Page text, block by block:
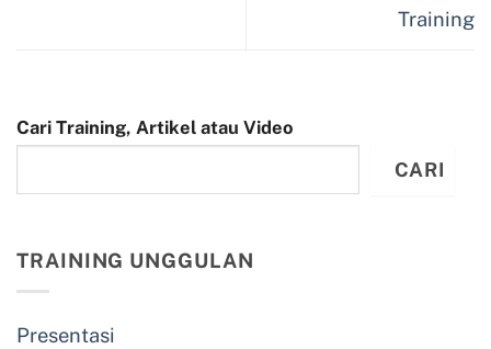
Training
Cari Training, Artikel atau Video
CARI
TRAINING UNGGULAN
Presentasi